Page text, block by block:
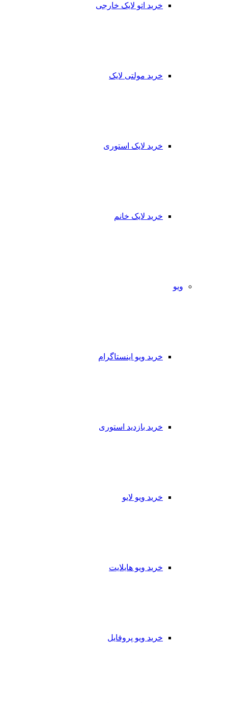
خرید اتو لایک خارجی
خرید مولتی لایک
خرید لایک استوری
خرید لایک خانم
ویو
خرید ویو اینستاگرام
خرید بازدید استوری
خرید ویو لایو
خرید ویو هایلایت
خرید ویو پروفایل